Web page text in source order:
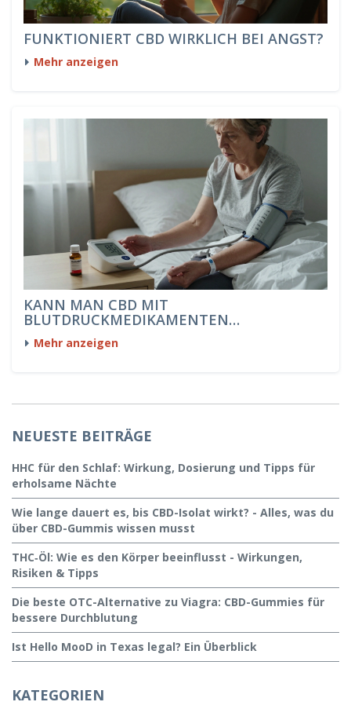
FUNKTIONIERT CBD WIRKLICH BEI ANGST?
Mehr anzeigen
KANN MAN CBD MIT
BLUTDRUCKMEDIKAMENTEN
EINNEHMEN?
Mehr anzeigen
NEUESTE BEITRÄGE
HHC für den Schlaf: Wirkung, Dosierung und Tipps für
erholsame Nächte
Wie lange dauert es, bis CBD-Isolat wirkt? - Alles, was du
über CBD-Gummis wissen musst
THC‑Öl: Wie es den Körper beeinflusst - Wirkungen,
Risiken & Tipps
Die beste OTC-Alternative zu Viagra: CBD-Gummies für
bessere Durchblutung
Ist Hello MooD in Texas legal? Ein Überblick
KATEGORIEN